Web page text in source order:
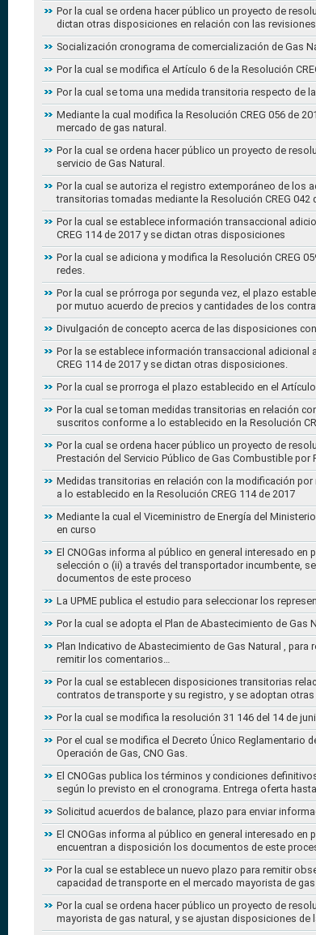
Por la cual se ordena hacer público un proyecto de
dictan otras disposiciones en relación con las
Socialización cronograma de comercialización de Gas
Por la cual se modifica el Artículo 6 de la Resolución
Por la cual se toma una medida transitoria respecto de
Mediante la cual modifica la Resolución CREG 056 de
mercado de gas natural.
Por la cual se ordena hacer público un proyecto de
servicio de Gas Natural.
Por la cual se autoriza el registro extemporáneo de los
transitorias tomadas mediante la Resolución CREG 042
Por la cual se establece información transaccional
CREG 114 de 2017 y se dictan otras disposiciones
Por la cual se adiciona y modifica la Resolución CREG
redes.
Por la cual se prórroga por segunda vez, el plazo
por mutuo acuerdo de precios y cantidades de los
Divulgación de concepto acerca de las disposiciones
Por la se establece información transaccional adicional
CREG 114 de 2017 y se dictan otras disposiciones.
Por la cual se prorroga el plazo establecido en el
Por la cual se toman medidas transitorias en relación
suscritos conforme a lo establecido en la Resolución
Por la cual se ordena hacer público un proyecto de
Prestación del Servicio Público de Gas Combustible por
Medidas transitorias en relación con la modificación
a lo establecido en la Resolución CREG 114 de 2017
Mediante la cual el Viceministro de Energía del
en curso
El CNOGas informa al público en general interesado
selección o (ii) a través del transportador incumbente,
documentos de este proceso
La UPME publica el estudio para seleccionar los
Por la cual se adopta el Plan de Abastecimiento de
Plan Indicativo de Abastecimiento de Gas Natural , para
remitir los comentarios…
Por la cual se establecen disposiciones transitorias
contratos de transporte y su registro, y se adoptan
Por la cual se modifica la resolución 31 146 del 14 de
Por el cual se modifica el Decreto Único Reglamentario
Operación de Gas, CNO Gas.
El CNOGas publica los términos y condiciones
según lo previsto en el cronograma. Entrega oferta
Solicitud acuerdos de balance, plazo para enviar
El CNOGas informa al público en general interesado
encuentran a disposición los documentos de este
Por la cual se establece un nuevo plazo para remitir
capacidad de transporte en el mercado mayorista de
Por la cual se ordena hacer público un proyecto de
mayorista de gas natural, y se ajustan disposiciones de